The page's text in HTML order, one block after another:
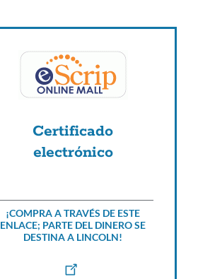
Certificado
electrónico
¡COMPRA A TRAVÉS DE ESTE
ENLACE; PARTE DEL DINERO SE
DESTINA A LINCOLN!